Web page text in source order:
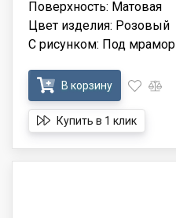
Поверхность: Матовая
Цвет изделия: Розовый
С рисунком: Под мрамор
В корзину
Купить в 1 клик